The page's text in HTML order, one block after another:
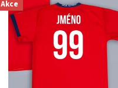
Akce